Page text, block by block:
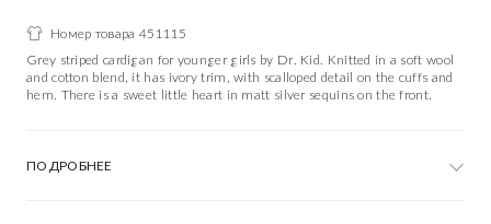
Номер товара 451115
Grey striped cardigan for younger girls by Dr. Kid. Knitted in a soft wool
and cotton blend, it has ivory trim, with scalloped detail on the cuffs and
hem. There is a sweet little heart in matt silver sequins on the front.
ПОДРОБНЕЕ